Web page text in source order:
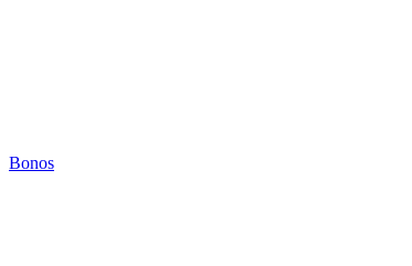
Bonos